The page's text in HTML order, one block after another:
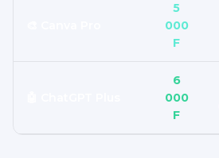
5
000
F
6
000
F